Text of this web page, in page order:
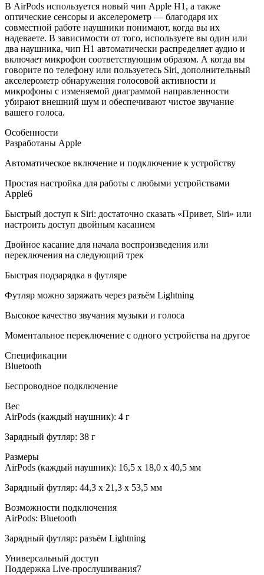
В AirPods используется новый чип Apple H1, а также
оптические сенсоры и акселерометр — благодаря их
совместной работе наушники понимают, когда вы их
надеваете. В зависимости от того, используете вы один или
два наушника, чип H1 автоматически распределяет аудио и
включает микрофон соответствующим образом. А когда вы
говорите по телефону или пользуетесь Siri, дополнительный
акселерометр обнаружения голосовой активности и
микрофоны с изменяемой диаграммой направленности
убирают внешний шум и обеспечивают чистое звучание
вашего голоса.
Особенности
Разработаны Apple
Автоматическое включение и подключение к устройству
Простая настройка для работы с любыми устройствами
Apple6
Быстрый доступ к Siri: достаточно сказать «Привет, Siri» или
настроить доступ двойным касанием
Двойное касание для начала воспроизведения или
переключения на следующий трек
Быстрая подзарядка в футляре
Футляр можно заряжать через разъём Lightning
Высокое качество звучания музыки и голоса
Моментальное переключение с одного устройства на другое
Спецификации
Bluetooth
Беспроводное подключение
Вес
AirPods (каждый наушник): 4 г
Зарядный футляр: 38 г
Размеры
AirPods (каждый наушник): 16,5 x 18,0 x 40,5 мм
Зарядный футляр: 44,3 x 21,3 x 53,5 мм
Возможности подключения
AirPods: Bluetooth
Зарядный футляр: разъём Lightning
Универсальный доступ
Поддержка Live-прослушивания7